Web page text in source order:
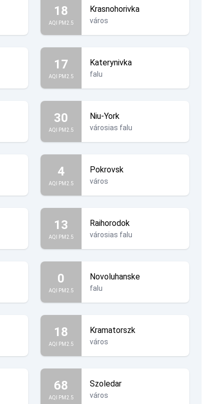
18
AQI PM2.5
Krasnohorivka
város
17
AQI PM2.5
Katerynivka
falu
30
AQI PM2.5
Niu-York
városias falu
4
AQI PM2.5
Pokrovsk
város
13
AQI PM2.5
Raihorodok
városias falu
0
AQI PM2.5
Novoluhanske
falu
18
AQI PM2.5
Kramatorszk
város
68
AQI PM2.5
Szoledar
város